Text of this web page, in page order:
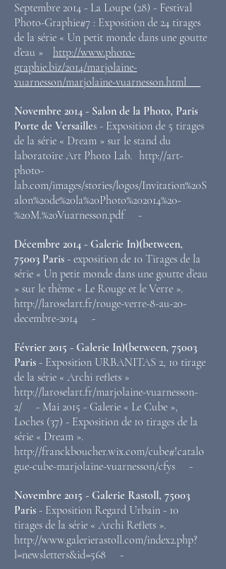
Septembre 2014 - La Loupe (28) - Festival
Photo-Graphie#7 : Exposition de 24 tirages
de la série « Un petit monde dans une goutte
d’eau » http://www.photo-
graphie.biz/2014/marjolaine-
vuarnesson/marjolaine-vuarnesson.html
Novembre 2014 - Salon de la Photo, Paris
Porte de Versailles - Exposition de 5 tirages
de la série « Dream » sur le stand du
laboratoire Art Photo Lab. http://art-
photo-
lab.com/images/stories/logos/Invitation%20S
alon%20de%20la%20Photo%202014%20-
%20M.%20Vuarnesson.pdf -
Décembre 2014 - Galerie In)(between,
75003 Paris - exposition de 10 Tirages de la
série « Un petit monde dans une goutte d’eau
» sur le thème « Le Rouge et le Verre ».
http://laroselart.fr/rouge-verre-8-au-20-
decembre-2014 -
Février 2015 - Galerie In)(between, 75003
Paris - Exposition URBANITAS 2, 10 tirage
de la série « Archi reflets »
http://laroselart.fr/marjolaine-vuarnesson-
2/ - Mai 2015 - Galerie « Le Cube »,
Loches (37) - Exposition de 10 tirages de la
série « Dream ».
http://franckboucher.wix.com/cube#!catalo
gue-cube-marjolaine-vuarnesson/cfys -
Novembre 2015 - Galerie Rastoll, 75003
Paris - Exposition Regard Urbain - 10
tirages de la série « Archi Reflets ».
http://www.galerierastoll.com/index2.php?
l=newsletters&id=568 -